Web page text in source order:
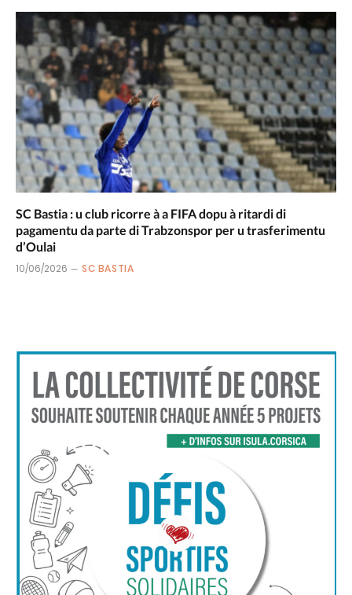
SC Bastia : u club ricorre à a FIFA dopu à ritardi di
pagamentu da parte di Trabzonspor per u trasferimentu
d’Oulai
10/06/2026 SC BASTIA